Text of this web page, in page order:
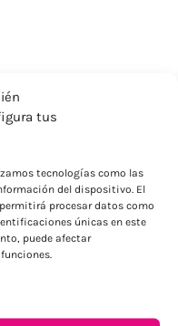
tus
tecnologías como las
del dispositivo. El
procesar datos como
únicas en este
puede afectar